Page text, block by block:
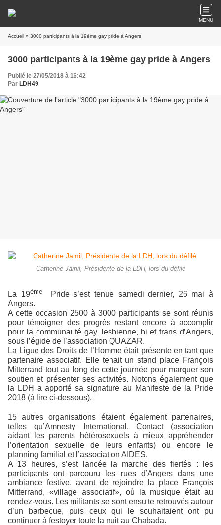
MENU
Accueil » 3000 participants à la 19ème gay pride à Angers
3000 participants à la 19ème gay pride à Angers
Publié le 27/05/2018 à 16:42
Par LDH49
Catherine Jamil, Présidente de la LDH, lors du défilé
La 19èmePride s’est tenue samedi dernier, 26 mai à
Angers.
A cette occasion 2500 à 3000 participants se sont réunis
pour témoigner des progrès restant encore à accomplir
pour la communauté gay, lesbienne, bi et trans d’Angers,
sous l’égide de l’association QUAZAR.
La Ligue des Droits de l’Homme était présente en tant que
partenaire associatif. Elle tenait un stand place François
Mitterrand tout au long de cette journée pour marquer son
soutien et présenter ses activités. Notons également que
la LDH a apporté sa signature au Manifeste de la Pride
2018 (à lire ci-dessous).
15 autres organisations étaient également partenaires,
telles qu’Amnesty International, Contact (association
aidant les parents hétérosexuels à mieux appréhender
l’orientation sexuelle de leurs enfants) ou encore le
planning familial et l’association AIDES.
A 13 heures, s’est lancée la marche des fiertés : les
participants ont parcouru les rues d’Angers dans une
ambiance festive, avant de rejoindre la place François
Mitterrand, «village associatif», où la musique était au
rendez-vous. Les militants se sont ensuite retrouvés autour
d’un barbecue, puis ceux qui le souhaitaient ont pu
continuer à festoyer toute la nuit au Chabada.